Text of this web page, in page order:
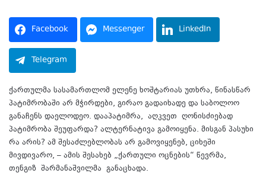
Facebook Messenger LinkedIn
Telegram
ქართულმა სასამართლომ ელენე ხოშტარიას უთხრა, წინასწარ
პატიმრობაში არ მჭირდები, გირაო გადაიხადე და საბოლოო
განაჩენს დაელოდეო. დააპატიმრა, აღკვეთ ღონისძიებად
პატიმრობა შეუფარდა? ალტერნატივა გამოიყენა. მისგან პასუხი
რა არის? ამ შესაძლებლობას არ გამოვიყენებ, ციხეში
მივდივარო, – ამის შესახებ „ქართული ოცნების“ წევრმა,
თენგიზ შარმანაშვილმა განაცხადა.